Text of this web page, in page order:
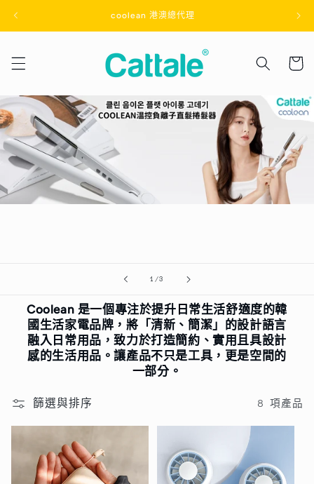
coolean 港澳總代理
物
1 //3
Coolean 是一個專注於提升日常生活舒適度的韓
國生活家電品牌，將「清新、簡潔」的設計語言
融入日常用品，致力於打造簡約、實用且具設計
感的生活用品。讓產品不只是工具，更是空間的
一部分。
篩選與排序 8 項產品